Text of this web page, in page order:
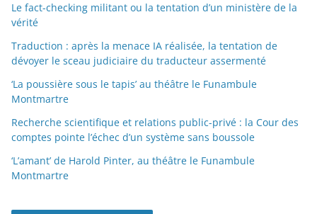
Le fact-checking militant ou la tentation d’un ministère de la
vérité
Traduction : après la menace IA réalisée, la tentation de
dévoyer le sceau judiciaire du traducteur assermenté
‘La poussière sous le tapis’ au théâtre le Funambule
Montmartre
Recherche scientifique et relations public-privé : la Cour des
comptes pointe l’échec d’un système sans boussole
‘L’amant’ de Harold Pinter, au théâtre le Funambule
Montmartre